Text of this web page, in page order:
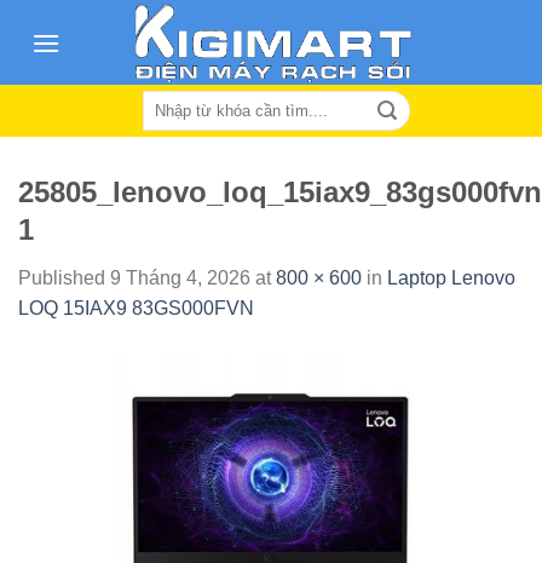
Search
1
Published 9 Tháng 4, 2026 at800 × 600 in Laptop Lenovo
LOQ 15IAX9 83GS000FVN